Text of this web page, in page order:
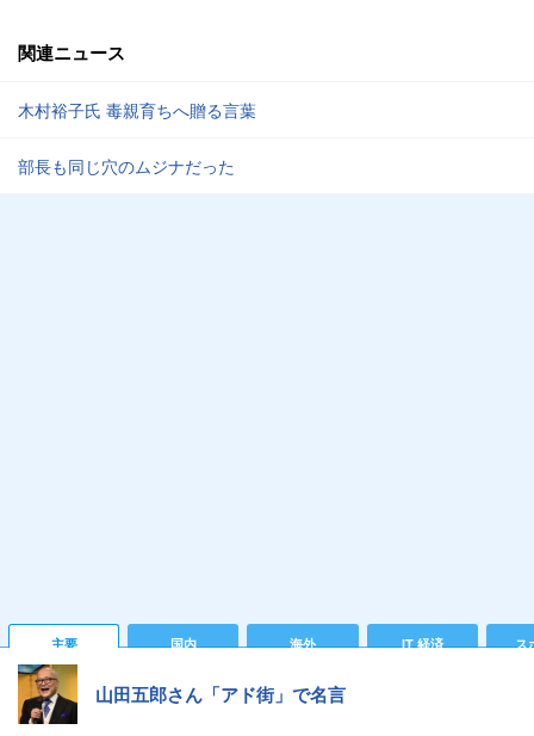
関連ニュース
木村裕子氏 毒親育ちへ贈る言葉
部長も同じ穴のムジナだった
主要 国内 海外 IT 経済 ス
山田五郎さん「アド街」で名言